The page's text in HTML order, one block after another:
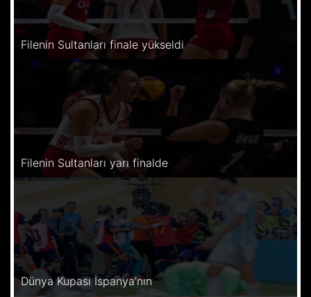
Filenin Sultanları finale yükseldi
Filenin Sultanları yarı finalde
Dünya Kupası İspanya’nın